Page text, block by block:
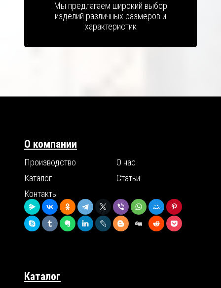
Мы предлагаем широкий выбор
изделий различных размеров и
характеристик
О компании
Производство
О нас
Каталог
Статьи
Контакты
Каталог